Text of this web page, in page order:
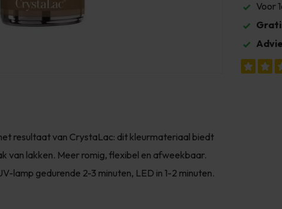
resultaat van CrystaLac: dit kleurmateriaal biedt
van lakken. Meer romig, flexibel en afweekbaar.
lamp gedurende 2-3 minuten, LED in 1-2 minuten.
Voor